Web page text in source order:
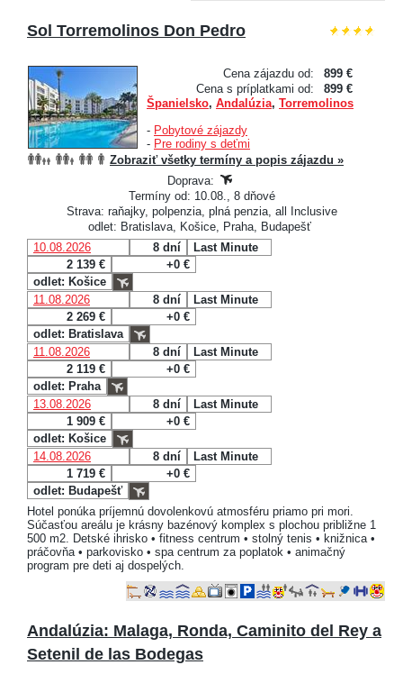
Sol Torremolinos Don Pedro
Cena zájazdu od:
899 €
Cena s príplatkami od:
899 €
Španielsko, Andalúzia, Torremolinos
- Pobytové zájazdy
- Pre rodiny s deťmi
Zobraziť všetky termíny a popis zájazdu »
Doprava:
Termíny od: 10.08., 8 dňové
Strava: raňajky, polpenzia, plná penzia, all Inclusive
odlet: Bratislava, Košice, Praha, Budapešť
10.08.2026
8 dní
Last Minute
2 139 €
+0 €
odlet: Košice
11.08.2026
8 dní
Last Minute
2 269 €
+0 €
odlet: Bratislava
11.08.2026
8 dní
Last Minute
2 119 €
+0 €
odlet: Praha
13.08.2026
8 dní
Last Minute
1 909 €
+0 €
odlet: Košice
14.08.2026
8 dní
Last Minute
1 719 €
+0 €
odlet: Budapešť
Hotel ponúka príjemnú dovolenkovú atmosféru priamo pri mori.
Súčasťou areálu je krásny bazénový komplex s plochou približne 1
500 m2. Detské ihrisko • fitness centrum • stolný tenis • knižnica •
práčovňa • parkovisko • spa centrum za poplatok • animačný
program pre deti aj dospelých.
Andalúzia: Malaga, Ronda, Caminito del Rey a
Setenil de las Bodegas